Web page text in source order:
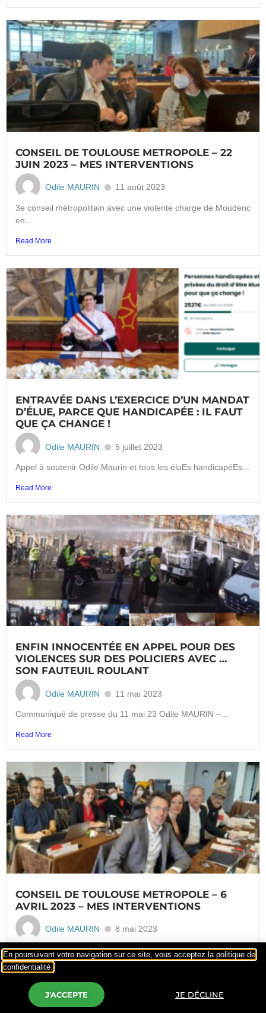
CONSEIL DE TOULOUSE METROPOLE – 22
JUIN 2023 – MES INTERVENTIONS
Odile MAURIN 11 août 2023
3e conseil métropolitain avec une violente charge de Moudenc
en...
Read More
ENTRAVÉE DANS L’EXERCICE D’UN MANDAT
D’ÉLUE, PARCE QUE HANDICAPÉE : IL FAUT
QUE ÇA CHANGE !
Odile MAURIN 5 juillet 2023
Appel à soutenir Odile Maurin et tous les éluEs handicapéEs...
Read More
ENFIN INNOCENTÉE EN APPEL POUR DES
VIOLENCES SUR DES POLICIERS AVEC …
SON FAUTEUIL ROULANT
Odile MAURIN 11 mai 2023
Communiqué de presse du 11 mai 23 Odile MAURIN –...
Read More
CONSEIL DE TOULOUSE METROPOLE – 6
AVRIL 2023 – MES INTERVENTIONS
Odile MAURIN 8 mai 2023
Un Conseil placé sous le signe de la CENSURE de...
Read More
En poursuivant votre navigation sur ce site, vous acceptez la politique de
confidentialité.
J'ACCEPTE JE DÉCLINE